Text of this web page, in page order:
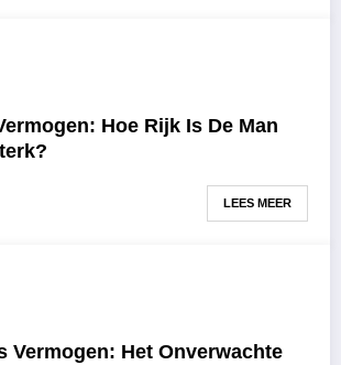
Hoe Rijk Is De Man
LEES MEER
Vermogen: Het Onverwachte